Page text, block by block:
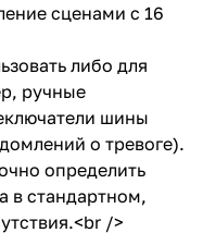
сценами с 16
либо для
ручные
шины
о тревоге).
определить
в стандартном,
/>